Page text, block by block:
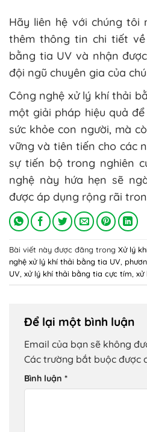
Hãy liên hệ với chúng tôi
thêm thông tin chi tiết
bằng tia UV và nhận
đội ngũ chuyên gia của
Công nghệ xử lý khí thải
một giải pháp hiệu quả
sức khỏe con người, mà
vững và tiên tiến cho các
sự tiến bộ trong nghiên
nghệ này hứa hẹn sẽ
được áp dụng rộng rãi
Bài viết này được đăng trong Xử lý
nghệ xử lý khí thải bằng tia UV,
UV, xử lý khí thải bằng tia cực tím, xử
Để lại một bình luận
Email của bạn sẽ không
Các trường bắt buộc được
Bình luận *